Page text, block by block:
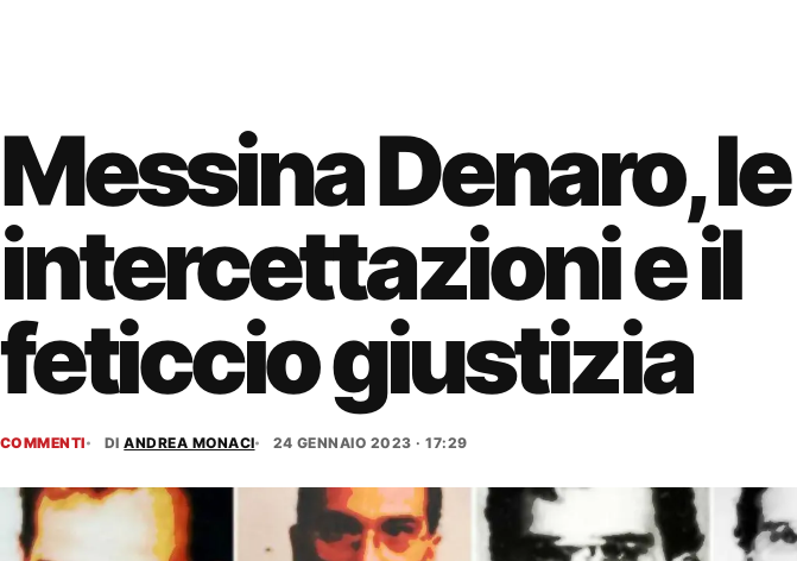
Messina Denaro, le
intercettazioni e il
feticcio giustizia
COMMENTI DIANDREA MONACI 24 GENNAIO 2023 · 17:29